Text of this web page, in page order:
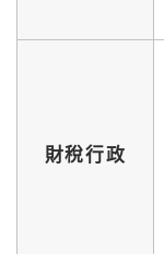
財稅行政